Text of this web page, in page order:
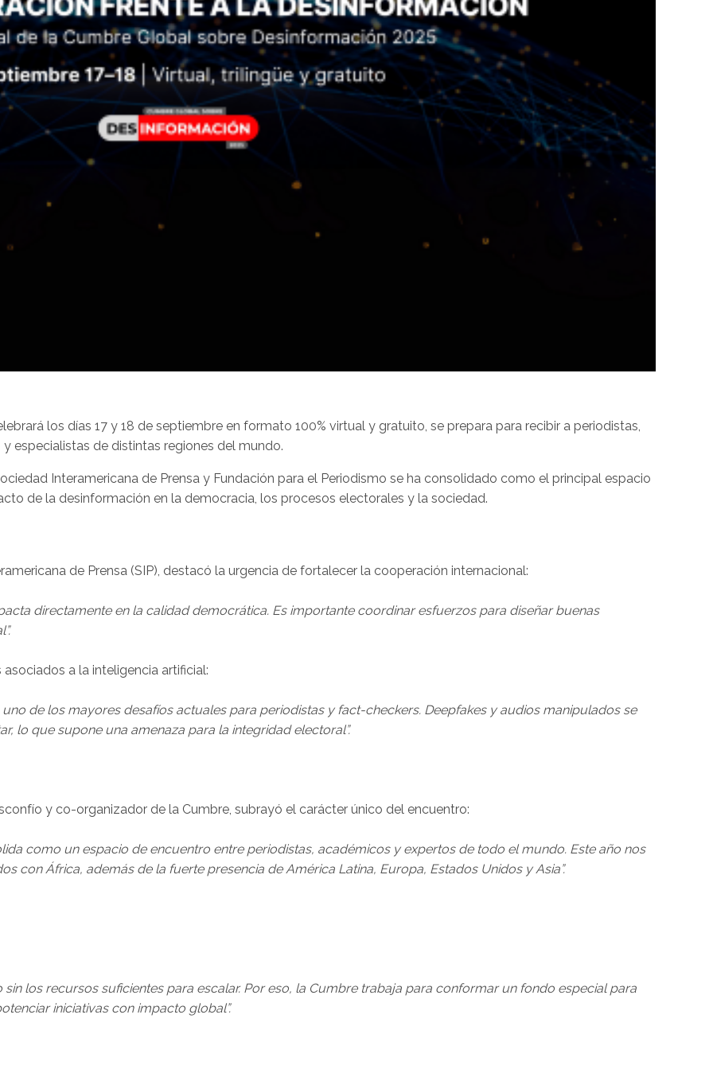
los días 17 y 18 de septiembre en formato 100% virtual y gratuito, se prepara para recibir a periodistas,
especialistas de distintas regiones del mundo.
Interamericana de Prensa y Fundación para el Periodismo se ha consolidado como el principal espacio
de la desinformación en la democracia, los procesos electorales y la sociedad.
de Prensa (SIP), destacó la urgencia de fortalecer la cooperación internacional:
directamente en la calidad democrática. Es importante coordinar esfuerzos para diseñar buenas
a la inteligencia artificial:
de los mayores desafíos actuales para periodistas y fact-checkers. Deepfakes y audios manipulados se
lo que supone una amenaza para la integridad electoral”.
y co-organizador de la Cumbre, subrayó el carácter único del encuentro:
como un espacio de encuentro entre periodistas, académicos y expertos de todo el mundo. Este año nos
con África, además de la fuerte presencia de América Latina, Europa, Estados Unidos y Asia”.
los recursos suficientes para escalar. Por eso, la Cumbre trabaja para conformar un fondo especial para
iniciativas con impacto global”.